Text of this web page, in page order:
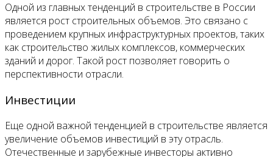
Одной из главных тенденций в строительстве в России
является рост строительных объемов. Это связано с
проведением крупных инфраструктурных проектов, таких
как строительство жилых комплексов, коммерческих
зданий и дорог. Такой рост позволяет говорить о
перспективности отрасли.
Инвестиции
Еще одной важной тенденцией в строительстве является
увеличение объемов инвестиций в эту отрасль.
Отечественные и зарубежные инвесторы активно